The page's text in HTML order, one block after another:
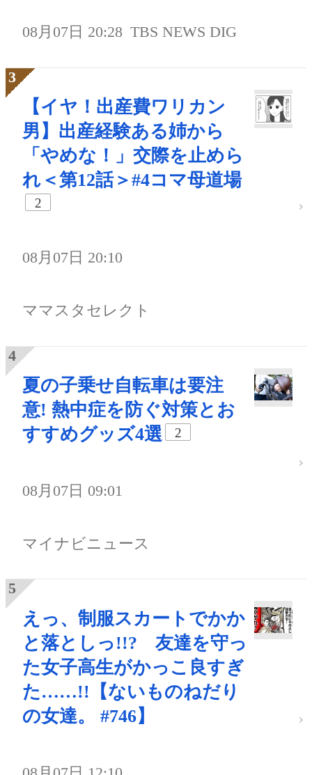
08月07日 20:28 TBS NEWS DIG
【イヤ！出産費ワリカン
男】出産経験ある姉から
「やめな！」交際を止めら
れ＜第12話＞#4コマ母道場
2
08月07日 20:10
ママスタセレクト
夏の子乗せ自転車は要注
意! 熱中症を防ぐ対策とお
すすめグッズ4選
2
08月07日 09:01
マイナビニュース
えっ、制服スカートでかか
と落としっ!!? 友達を守っ
た女子高生がかっこ良すぎ
た……!!【ないものねだり
の女達。 #746】